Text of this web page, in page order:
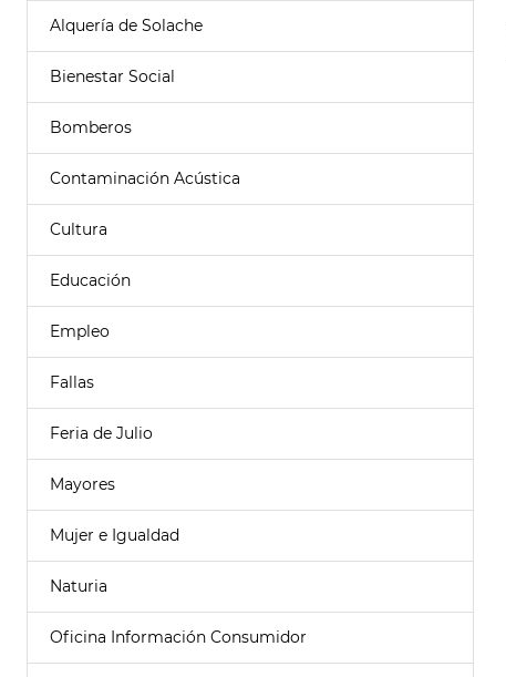
Alquería de Solache
Bienestar Social
Bomberos
Contaminación Acústica
Cultura
Educación
Empleo
Fallas
Feria de Julio
Mayores
Mujer e Igualdad
Naturia
Oficina Información Consumidor